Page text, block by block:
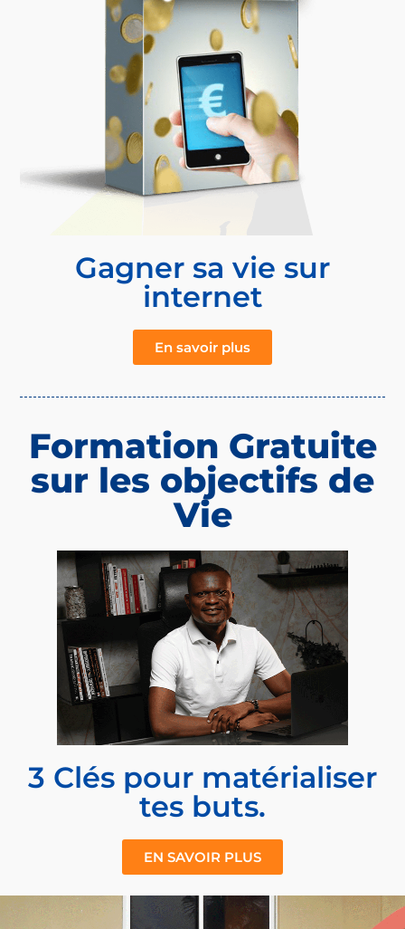
Gagner sa vie sur
internet
En savoir plus
Formation Gratuite
sur les objectifs de
Vie
3 Clés pour matérialiser
tes buts.
EN SAVOIR PLUS